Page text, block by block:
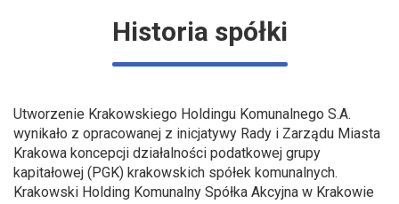
Historia spółki
Utworzenie Krakowskiego Holdingu Komunalnego S.A.
wynikało z opracowanej z inicjatywy Rady i Zarządu Miasta
Krakowa koncepcji działalności podatkowej grupy
kapitałowej (PGK) krakowskich spółek komunalnych.
Krakowski Holding Komunalny Spółka Akcyjna w Krakowie